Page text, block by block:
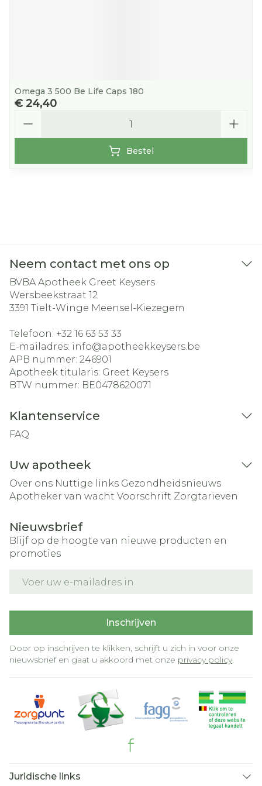
Omega 3 500 Be Life Caps 180
€ 24,40
Bestel
Neem contact met ons op
BVBA Apotheek Greet Keysers
Wersbeekstraat 12
3391 Tielt-Winge Meensel-Kiezegem
Telefoon: +32 16 63 53 33
E-mailadres: info@apotheekkeysers.be
APB nummer: 246901
Apotheek titularis: Greet Keysers
BTW nummer: BE0478620071
Klantenservice
FAQ
Uw apotheek
Over ons Nuttige links Gezondheidsnieuws
Apotheker van wacht Voorschrift Zorgtarieven
Nieuwsbrief
Blijf op de hoogte van nieuwe producten en
promoties
Inschrijven
Door op inschrijven te klikken, schrijft u zich in voor onze
nieuwsbrief en gaat u akkoord met onze privacy policy.
Juridische links